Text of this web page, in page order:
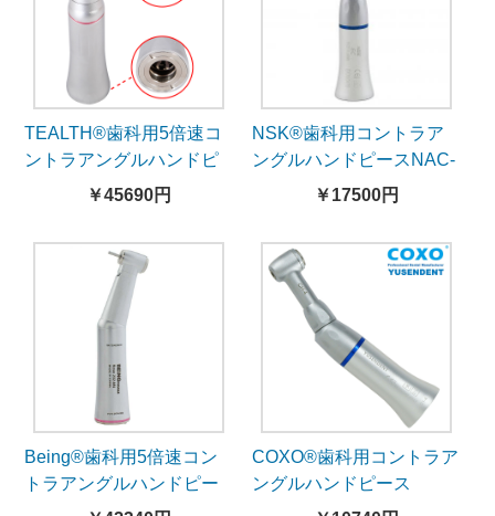
TEALTH®歯科用5倍速コ
ントラアングルハンドピ
ース1020CHL-105-内部注
￥45690円
NSK®歯科用コントラア
ングルハンドピースNAC-
￥17500円
Being®歯科用5倍速コン
トラアングルハンドピー
スRose203Z15-Z15B-照
COXO®歯科用コントラア
ングルハンドピース
CX235C1-4